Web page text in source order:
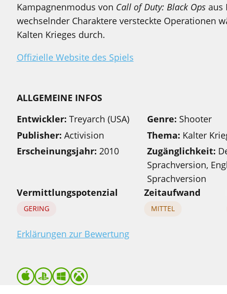
Kampagnenmodus von Call of Duty: Black Opsaus
wechselnder Charaktere versteckte Operationen
Kalten Krieges durch.
Offizielle Website des Spiels
ALLGEMEINE INFOS
Entwickler: Treyarch (USA)
Publisher: Activision
Erscheinungsjahr: 2010
Genre: Shooter
Thema: Kalter
Zugänglichkeit:
Sprachversion,
Sprachversion
Vermittlungspotenzial
GERING
Zeitaufwand
MITTEL
Erklärungen zur Bewertung